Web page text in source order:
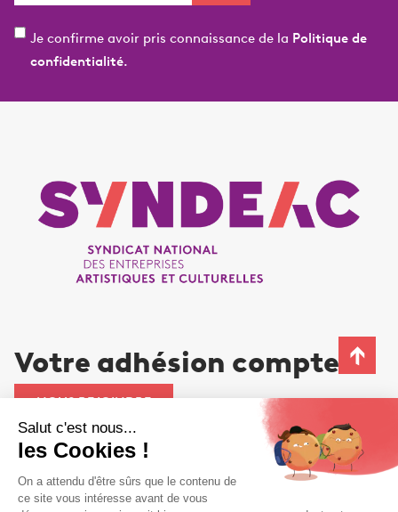
Je confirme avoir pris connaissance de la Politique de
confidentialité.
Votre adhésion compte
NOUS REJOINDRE